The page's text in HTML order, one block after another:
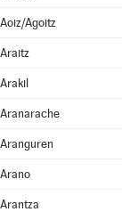
Aoiz/Agoitz
Araitz
Arakil
Aranarache
Aranguren
Arano
Arantza